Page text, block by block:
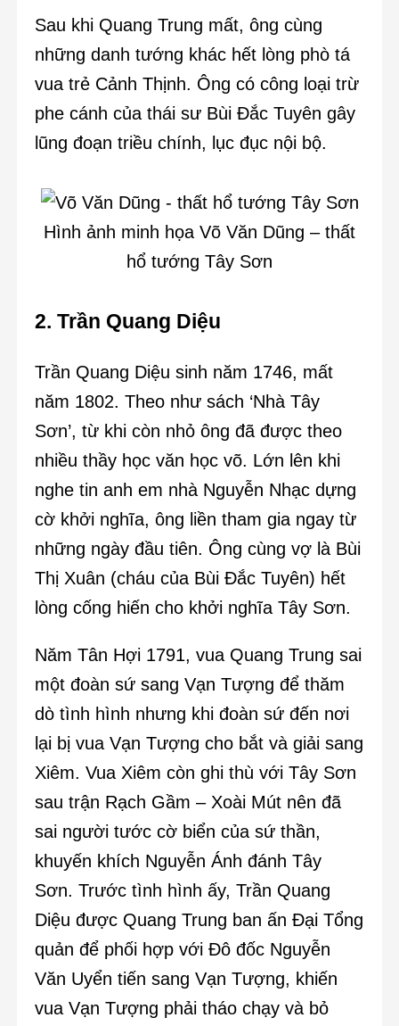
Sau khi Quang Trung mất, ông cùng
những danh tướng khác hết lòng phò tá
vua trẻ Cảnh Thịnh. Ông có công loại trừ
phe cánh của thái sư Bùi Đắc Tuyên gây
lũng đoạn triều chính, lục đục nội bộ.
Hình ảnh minh họa Võ Văn Dũng – thất
hổ tướng Tây Sơn
2. Trần Quang Diệu
Trần Quang Diệu sinh năm 1746, mất
năm 1802. Theo như sách ‘Nhà Tây
Sơn’, từ khi còn nhỏ ông đã được theo
nhiều thầy học văn học võ. Lớn lên khi
nghe tin anh em nhà Nguyễn Nhạc dựng
cờ khởi nghĩa, ông liền tham gia ngay từ
những ngày đầu tiên. Ông cùng vợ là Bùi
Thị Xuân (cháu của Bùi Đắc Tuyên) hết
lòng cống hiến cho khởi nghĩa Tây Sơn.
Năm Tân Hợi 1791, vua Quang Trung sai
một đoàn sứ sang Vạn Tượng để thăm
dò tình hình nhưng khi đoàn sứ đến nơi
lại bị vua Vạn Tượng cho bắt và giải sang
Xiêm. Vua Xiêm còn ghi thù với Tây Sơn
sau trận Rạch Gầm – Xoài Mút nên đã
sai người tước cờ biển của sứ thần,
khuyến khích Nguyễn Ánh đánh Tây
Sơn. Trước tình hình ấy, Trần Quang
Diệu được Quang Trung ban ấn Đại Tổng
quản để phối hợp với Đô đốc Nguyễn
Văn Uyển tiến sang Vạn Tượng, khiến
vua Vạn Tượng phải tháo chạy và bỏ